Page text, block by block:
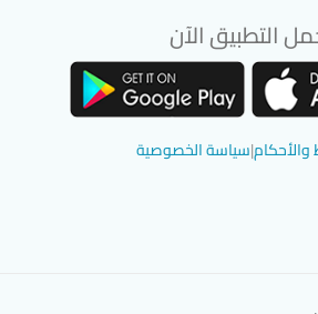
التطبيق الآن
|سياسة الخصوصية